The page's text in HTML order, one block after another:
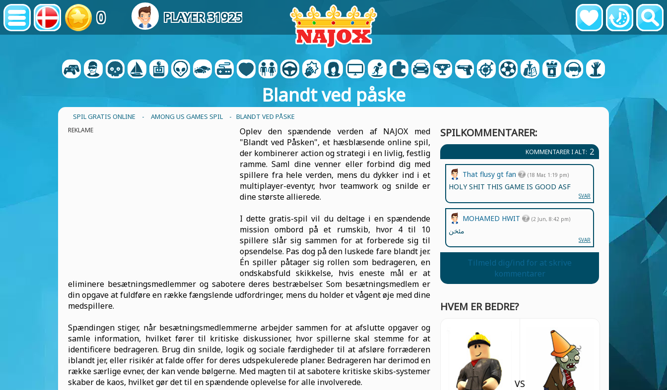
0 PLAYER 31925
Blandt ved påske
SPIL GRATIS ONLINE - AMONG US GAMES SPIL - BLANDT VED PÅSKE
REKLAME
Oplev den spændende verden af NAJOX med
"Blandt ved Påsken", et hæsblæsende online spil,
der kombinerer action og strategi i en livlig, festlig
ramme. Saml dine venner eller forbind dig med
spillere fra hele verden, mens du dykker ind i et
multiplayer-eventyr, hvor teamwork og snilde er
dine største allierede.
I dette gratis-spil vil du deltage i en spændende
mission ombord på et rumskib, hvor 4 til 10
spillere slår sig sammen for at forberede sig til
opsendelse. Pas dog på den luskede fare blandt jer.
Én spiller påtager sig rollen som bedrageren, en
ondskabsfuld skikkelse, hvis eneste mål er at
eliminere besætningsmedlemmer og sabotere deres bestræbelser. Som besætningsmedlem er
din opgave at fuldføre en række fængslende udfordringer, mens du holder et vågent øje med dine
medspillere.
Spændingen stiger, når besætningsmedlemmerne arbejder sammen for at afslutte opgaver og
samle information, hvilket fører til kritiske diskussioner, hvor spillerne skal stemme for at
identificere bedrageren. Brug din snilde, logik og sociale færdigheder til at afsløre forræderen
iblandt jer, eller risikér at falde offer for deres udspekulerede planer. Bedrageren har derimod en
række særlige evner, der kan vende bølgerne. Med magten til at sabotere kritiske skibs-systemer
skaber de kaos, hvilket gør det til en spændende oplevelse for alle involverede.
SPILKOMMENTARER:
KOMMENTARER I ALT: 2
MOHAMED HWIT (2 Jun, 8:42 pm)
مئخن
SVAR
That flusy gt fan (18 Mar, 1:19 pm)
HOLY SHIT THIS GAME IS GOOD ASF
SVAR
Tilmeld dig/ind for at skrive
kommentarer
HVEM ER BEDRE?
VS